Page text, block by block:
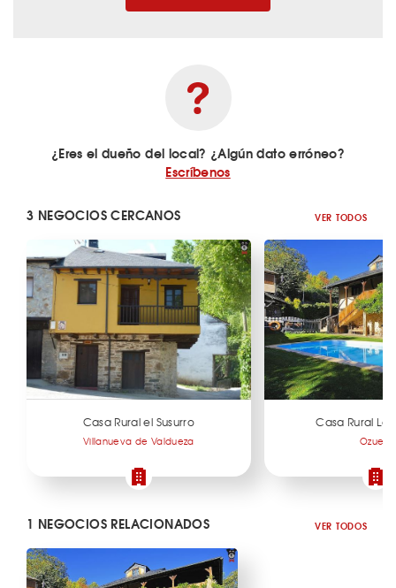
¿Eres el dueño del local? ¿Algún dato erróneo?
Escríbenos
3 NEGOCIOS CERCANOS VER TODOS
Casa Rural el Susurro
Villanueva de Valdueza
Casa Rural La
Ozuela
1 NEGOCIOS RELACIONADOS VER TODOS